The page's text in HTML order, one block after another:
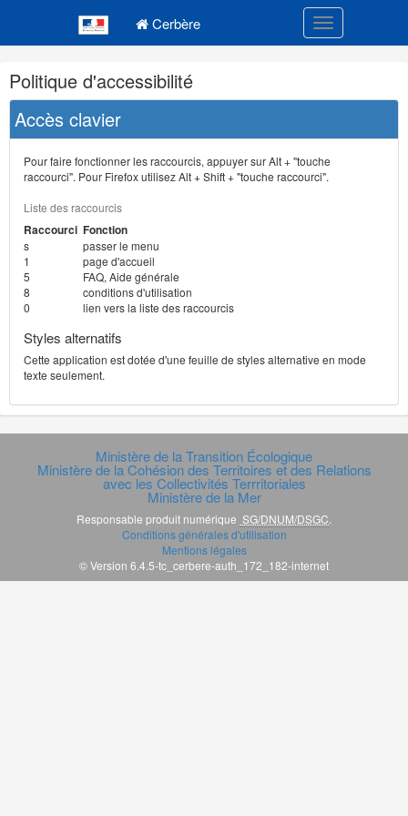
Cerbère Toggle
Navigation
et
outils
annexes
Politique d'accessibilité
Accès clavier
Pour faire fonctionner les raccourcis, appuyer sur Alt + "touche
raccourci". Pour Firefox utilisez Alt + Shift + "touche raccourci".
Liste des raccourcis
Raccourci Fonction
s
passer le menu
1
page d'accueil
5
FAQ, Aide générale
8
conditions d'utilisation
0
lien vers la liste des raccourcis
Styles alternatifs
Cette application est dotée d'une feuille de styles alternative en mode
texte seulement.
Ministère de la Transition Écologique
Ministère de la Cohésion des Territoires et des Relations
avec les Collectivités Terrritoriales
Ministère de la Mer
Responsable produit numérique SG/DNUM/DSGC
Conditions générales d'utilisation
Mentions légales
© Version 6.4.5-tc_cerbere-auth_172_182-internet